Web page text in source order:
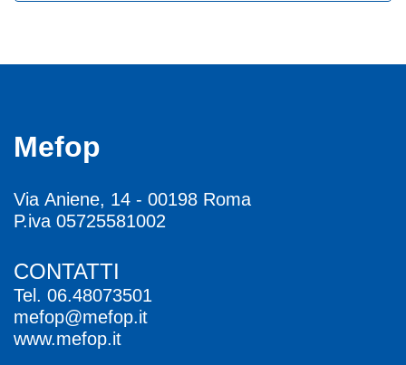
Mefop
Via Aniene, 14 - 00198 Roma
P.iva 05725581002
CONTATTI
Tel. 06.48073501
mefop@mefop.it
www.mefop.it